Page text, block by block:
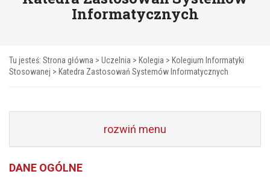
Informatycznych
Tu jesteś: Strona główna > Uczelnia > Kolegia > Kolegium Informatyki
Stosowanej > Katedra Zastosowań Systemów Informatycznych
rozwiń menu
DANE OGÓLNE